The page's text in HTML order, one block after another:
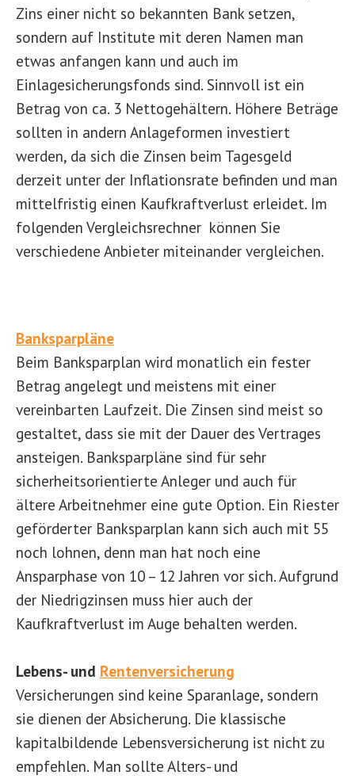
Zins einer nicht so bekannten Bank setzen,
sondern auf Institute mit deren Namen man
etwas anfangen kann und auch im
Einlagesicherungsfonds sind. Sinnvoll ist ein
Betrag von ca. 3 Nettogehältern. Höhere Beträge
sollten in andern Anlageformen investiert
werden, da sich die Zinsen beim Tagesgeld
derzeit unter der Inflationsrate befinden und man
mittelfristig einen Kaufkraftverlust erleidet. Im
folgenden Vergleichsrechner können Sie
verschiedene Anbieter miteinander vergleichen.
Banksparpläne
Beim Banksparplan wird monatlich ein fester
Betrag angelegt und meistens mit einer
vereinbarten Laufzeit. Die Zinsen sind meist so
gestaltet, dass sie mit der Dauer des Vertrages
ansteigen. Banksparpläne sind für sehr
sicherheitsorientierte Anleger und auch für
ältere Arbeitnehmer eine gute Option. Ein Riester
geförderter Banksparplan kann sich auch mit 55
noch lohnen, denn man hat noch eine
Ansparphase von 10 – 12 Jahren vor sich. Aufgrund
der Niedrigzinsen muss hier auch der
Kaufkraftverlust im Auge behalten werden.
Lebens- und Rentenversicherung
Versicherungen sind keine Sparanlage, sondern
sie dienen der Absicherung. Die klassische
kapitalbildende Lebensversicherung ist nicht zu
empfehlen. Man sollte Alters- und